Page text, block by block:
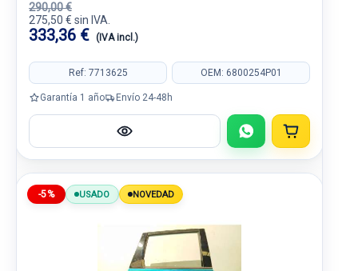
290,00 €
275,50 € sin IVA.
333,36 € (IVA incl.)
Ref: 7713625 OEM: 6800254P01
Garantía 1 año Envío 24-48h
-5% USADO NOVEDAD